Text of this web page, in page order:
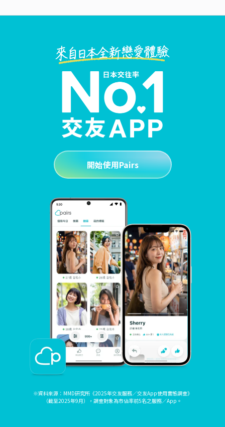
開始使用Pairs
※資料來源：MMD研究所《2025年交友服務／交友App使用實態調查》
（截至2025年9月），調查對象為市佔率前5名之服務／App。